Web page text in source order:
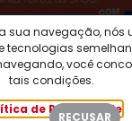
sua navegação, nós
tecnologias
você
tais condições.
de Privacidade
RECUSAR